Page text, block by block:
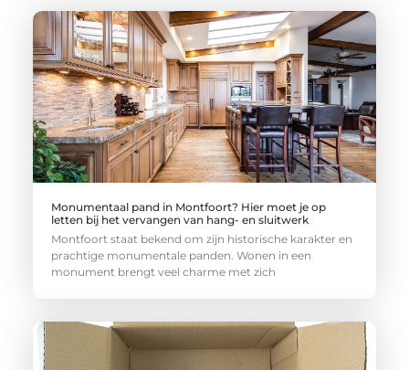
Monumentaal pand in Montfoort? Hier moet je op
letten bij het vervangen van hang- en sluitwerk
Montfoort staat bekend om zijn historische karakter en
prachtige monumentale panden. Wonen in een
monument brengt veel charme met zich